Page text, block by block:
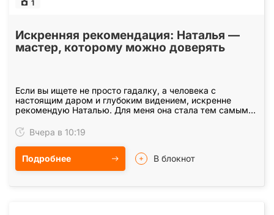
1
Искренняя рекомендация: Наталья —
мастер, которому можно доверять
Если вы ищете не просто гадалку, а человека с
настоящим даром и глубоким видением, искренне
рекомендую Наталью. Для меня она стала тем самым
Вчера в 10:19
Подробнее В блокнот